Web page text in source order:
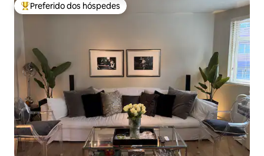
Entre os melhores preferidos dos hóspedes
Preferido dos hóspedes